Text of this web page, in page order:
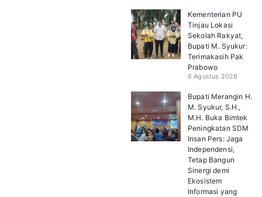
Kementerian PU
Tinjau Lokasi
Sekolah Rakyat,
Bupati M. Syukur:
Terimakasih Pak
Prabowo
6 Agustus 2026
Bupati Merangin H.
M. Syukur, S.H.,
M.H. Buka Bimtek
Peningkatan SDM
Insan Pers: Jaga
Independensi,
Tetap Bangun
Sinergi demi
Ekosistem
Informasi yang